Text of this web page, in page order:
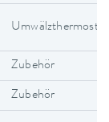
Zubehör
Zubehör